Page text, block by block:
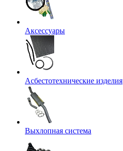
Аксессуары
Асбестотехнические изделия
Выхлопная система